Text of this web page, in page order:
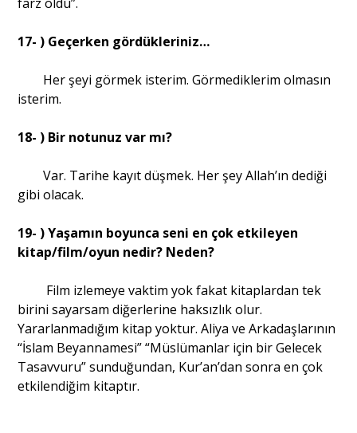
17- ) Geçerken gördükleriniz…
Her şeyi görmek isterim. Görmediklerim olmasın
isterim.
18- ) Bir notunuz var mı?
Var. Tarihe kayıt düşmek. Her şey Allah’ın dediği
gibi olacak.
19- ) Yaşamın boyunca seni en çok etkileyen
kitap/film/oyun nedir? Neden?
Film izlemeye vaktim yok fakat kitaplardan tek
birini sayarsam diğerlerine haksızlık olur.
Yararlanmadığım kitap yoktur. Aliya ve Arkadaşlarının
“İslam Beyannamesi” “Müslümanlar için bir Gelecek
Tasavvuru” sunduğundan, Kur’an’dan sonra en çok
etkilendiğim kitaptır.